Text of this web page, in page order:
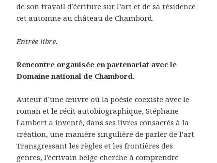
de son travail d’écriture sur l’art et de sa résidence
cet automne au château de Chambord.
Entrée libre.
Rencontre organisée en partenariat avec le
Domaine national de Chambord.
Auteur d’une œuvre où la poésie coexiste avec le
roman et le récit autobiographique, Stéphane
Lambert a inventé, dans ses livres consacrés à la
création, une manière singulière de parler de l’art.
Transgressant les règles et les frontières des
genres, l’écrivain belge cherche à comprendre